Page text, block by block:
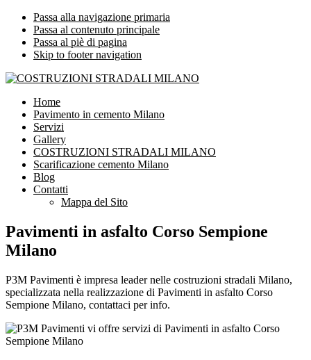
Passa alla navigazione primaria
Passa al contenuto principale
Passa al piè di pagina
Skip to footer navigation
COSTRUZIONI STRADALI MILANO
Impresa leader nelle costruzioni stradali Milano
Home
Pavimento in cemento Milano
Servizi
Gallery
COSTRUZIONI STRADALI MILANO
Scarificazione cemento Milano
Blog
Contatti
Mappa del Sito
Pavimenti in asfalto Corso Sempione
Milano
P3M Pavimenti è impresa leader nelle costruzioni stradali Milano,
specializzata nella realizzazione di Pavimenti in asfalto Corso
Sempione Milano, contattaci per info.